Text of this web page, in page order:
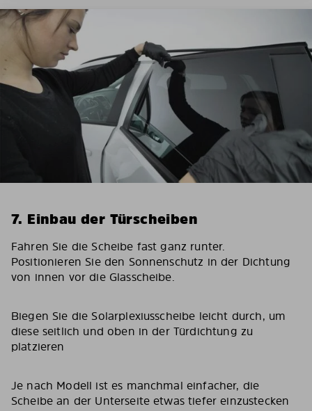
7. Einbau der Türscheiben
Fahren Sie die Scheibe fast ganz runter.
Positionieren Sie den Sonnenschutz in der Dichtung
von innen vor die Glasscheibe.
Biegen Sie die Solarplexiusscheibe leicht durch, um
diese seitlich und oben in der Türdichtung zu
platzieren
Je nach Modell ist es manchmal einfacher, die
Scheibe an der Unterseite etwas tiefer einzustecken